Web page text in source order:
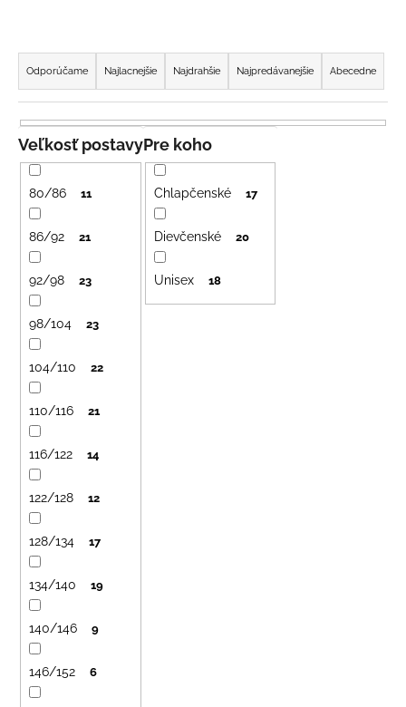
R
a
d
e
n
i
e
p
o
d
u
o
Odporúčame Najlacnejšie Najdrahšie Najpredávanejšie Abecedne
Pre koho
Chlapčenské 17
Dievčenské 20
Unisex 18
Veľkosť postavy
80/86 11
86/92 21
92/98 23
98/104 23
104/110 22
110/116 21
116/122 14
122/128 12
128/134 17
134/140 19
140/146 9
146/152 6
O
d
p
m
LETNÉ
NOHAVICE
ŽLTÉ
€29